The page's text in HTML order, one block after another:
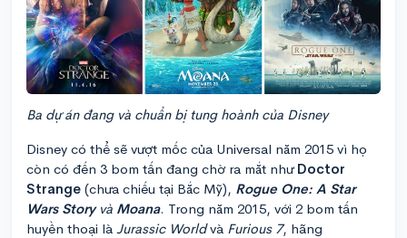
Ba dự án đang và chuẩn bị tung hoành của Disney
Disney có thể sẽ vượt mốc của Universal năm 2015 vì họ
còn có đến 3 bom tấn đang chờ ra mắt như Doctor
Strange (chưa chiếu tại Bắc Mỹ), Rogue One: A Star
Wars Story và Moana. Trong năm 2015, với 2 bom tấn
huyền thoại là Jurassic Worldvà Furious 7, hãng